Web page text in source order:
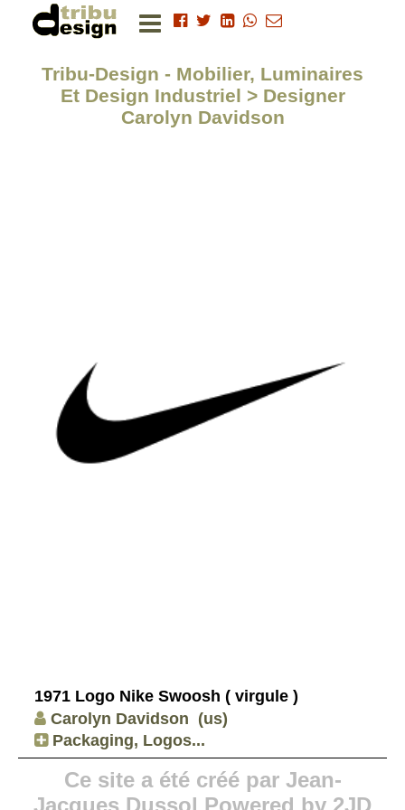
Tribu-Design - Mobilier, Luminaires
Et Design Industriel > Designer
Carolyn Davidson
1971 Logo Nike Swoosh ( virgule )
Carolyn Davidson (us)
Packaging, Logos...
Ce site a été créé par Jean-